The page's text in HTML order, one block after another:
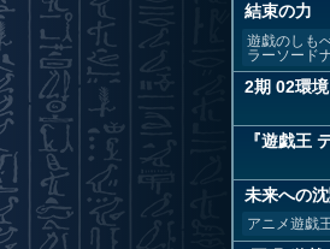
結束の力
遊戯のしも
ラーソード
2期 02環
『遊戯王
未来への
アニメ遊戯